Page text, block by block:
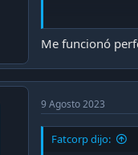
Paso 1:
1 Primero hacer
fastboot, luego
Cuando
router al Deco y
bloqueo luego
Me funcionó
9 Agosto 2023
Fatcorp dijo: